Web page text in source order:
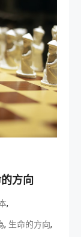
方向
,
, 生命的方向,